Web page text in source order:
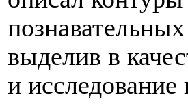
выделив в
и